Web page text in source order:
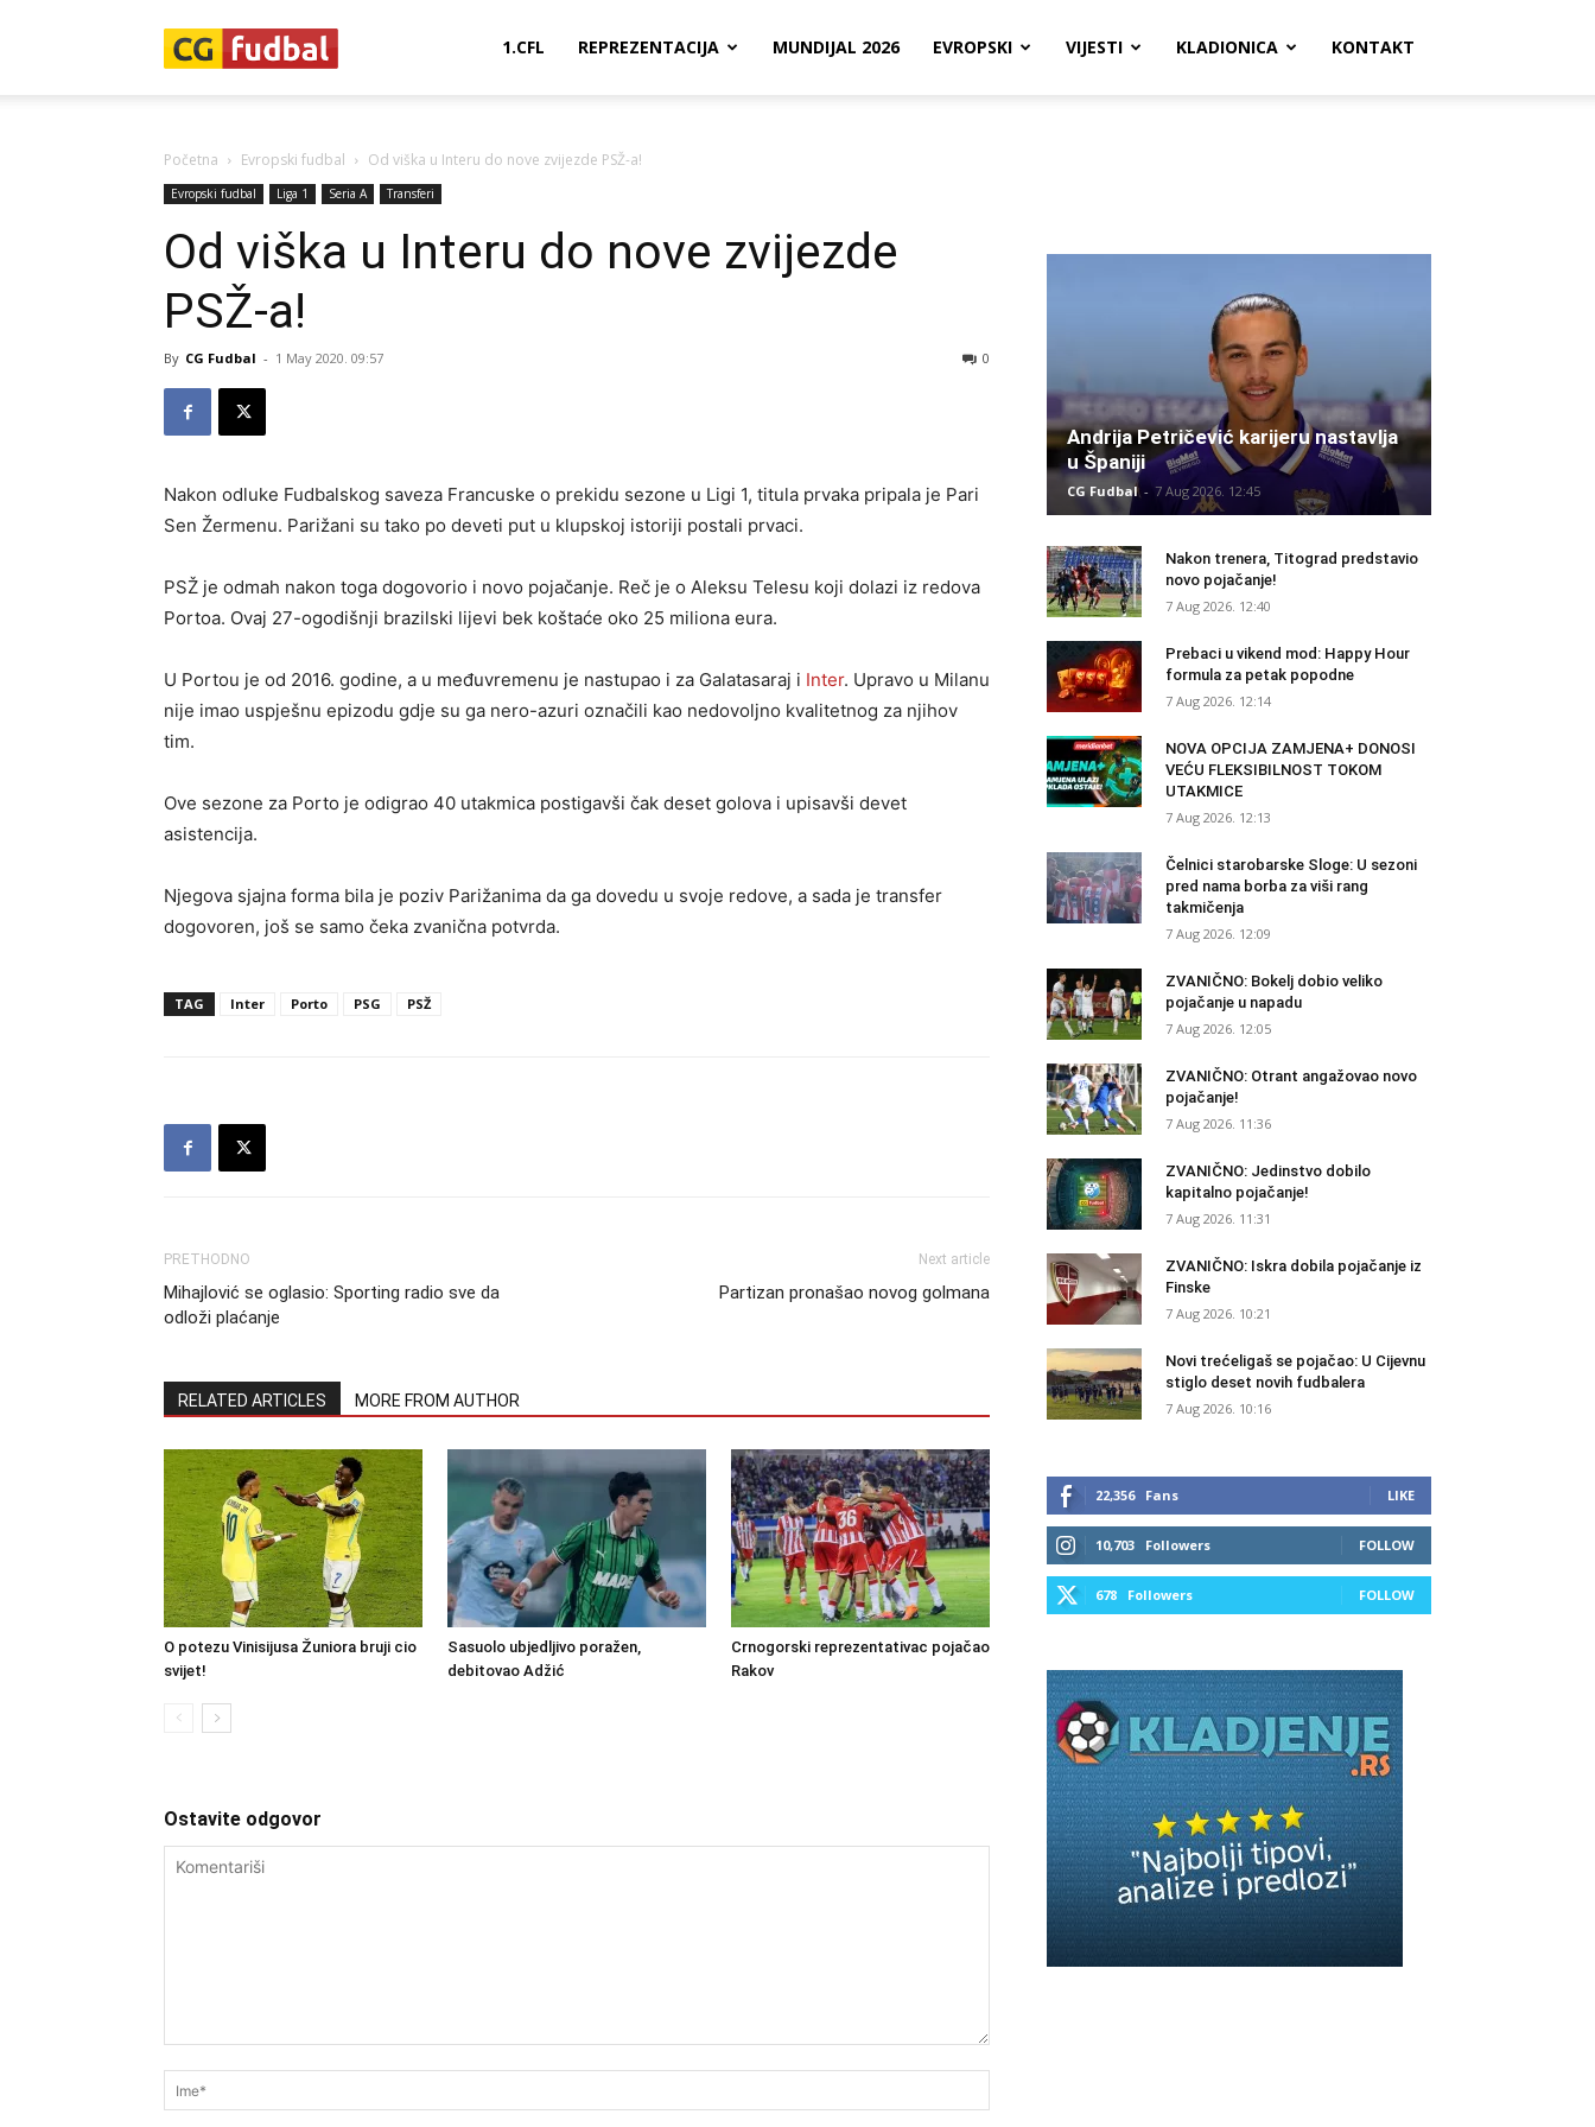
1.CFL REPREZENTACIJA MUNDIJAL 2026 EVROPSKI VIJESTI KLADIONICA KONTAKT
Početna Evropski fudbal Od viška u Interu do nove zvijezde PSŽ-a!
Evropski fudbal Liga 1 Seria A Transferi
Od viška u Interu do nove zvijezde
PSŽ-a!
By CG Fudbal - 1 May 2020. 09:57 0
Nakon odluke Fudbalskog saveza Francuske o prekidu sezone u Ligi 1, titula prvaka pripala je Pari
Sen Žermenu. Parižani su tako po deveti put u klupskoj istoriji postali prvaci.
PSŽ je odmah nakon toga dogovorio i novo pojačanje. Reč je o Aleksu Telesu koji dolazi iz redova
Portoa. Ovaj 27-ogodišnji brazilski lijevi bek koštaće oko 25 miliona eura.
U Portou je od 2016. godine, a u međuvremenu je nastupao i za Galatasaraj i Inter. Upravo u Milanu
nije imao uspješnu epizodu gdje su ga nero-azuri označili kao nedovoljno kvalitetnog za njihov
tim.
Ove sezone za Porto je odigrao 40 utakmica postigavši čak deset golova i upisavši devet
asistencija.
Njegova sjajna forma bila je poziv Parižanima da ga dovedu u svoje redove, a sada je transfer
dogovoren, još se samo čeka zvanična potvrda.
TAG Inter Porto PSG PSŽ
PRETHODNO
Mihajlović se oglasio: Sporting radio sve da
odloži plaćanje
Next article
Partizan pronašao novog golmana
RELATED ARTICLES MORE FROM AUTHOR
O potezu Vinisijusa Žuniora bruji cio
svijet!
Sasuolo ubjedljivo poražen,
debitovao Adžić
Crnogorski reprezentativac pojačao
Rakov
Ostavite odgovor
Andrija Petričević karijeru nastavlja
u Španiji
CG Fudbal - 7 Aug 2026. 12:45
Nakon trenera, Titograd predstavio
novo pojačanje!
7 Aug 2026. 12:40
Prebaci u vikend mod: Happy Hour
formula za petak popodne
7 Aug 2026. 12:14
NOVA OPCIJA ZAMJENA+ DONOSI
VEĆU FLEKSIBILNOST TOKOM
UTAKMICE
7 Aug 2026. 12:13
Čelnici starobarske Sloge: U sezoni
pred nama borba za viši rang
takmičenja
7 Aug 2026. 12:09
ZVANIČNO: Bokelj dobio veliko
pojačanje u napadu
7 Aug 2026. 12:05
ZVANIČNO: Otrant angažovao novo
pojačanje!
7 Aug 2026. 11:36
ZVANIČNO: Jedinstvo dobilo
kapitalno pojačanje!
7 Aug 2026. 11:31
ZVANIČNO: Iskra dobila pojačanje iz
Finske
7 Aug 2026. 10:21
Novi trećeligaš se pojačao: U Cijevnu
stiglo deset novih fudbalera
7 Aug 2026. 10:16
22,356 Fans LIKE
10,703 Followers FOLLOW
678 Followers FOLLOW